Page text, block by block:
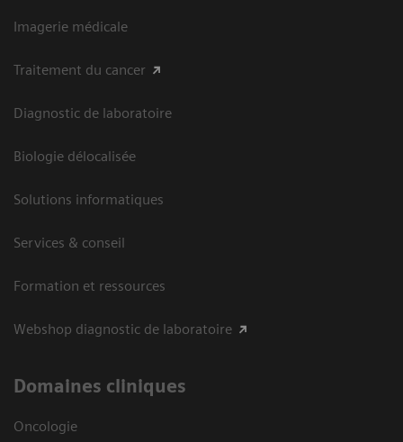
Imagerie médicale
Traitement du cancer
Diagnostic de laboratoire
Biologie délocalisée
Solutions informatiques
Services & conseil
Formation et ressources
Webshop diagnostic de laboratoire
Domaines cliniques
Oncologie